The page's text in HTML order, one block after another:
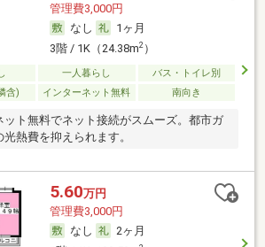
管理費3,000円
なし
1ヶ月
3階 / 1K（24.38m2）
一人暮らし
バス・トイレ別
含)
インターネット無料 南向き
ット無料でネット接続がスムーズ。都市ガ
熱費を抑えられます。
5.60万円
管理費3,000円
なし
2ヶ月